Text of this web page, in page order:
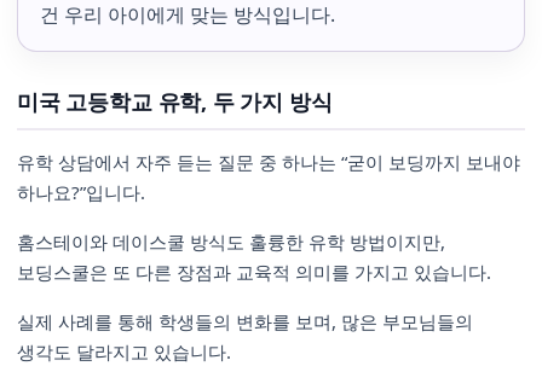
건 우리 아이에게 맞는 방식입니다.
미국 고등학교 유학, 두 가지 방식
유학 상담에서 자주 듣는 질문 중 하나는 “굳이 보딩까지 보내야
하나요?”입니다.
홈스테이와 데이스쿨 방식도 훌륭한 유학 방법이지만,
보딩스쿨은 또 다른 장점과 교육적 의미를 가지고 있습니다.
실제 사례를 통해 학생들의 변화를 보며, 많은 부모님들의
생각도 달라지고 있습니다.